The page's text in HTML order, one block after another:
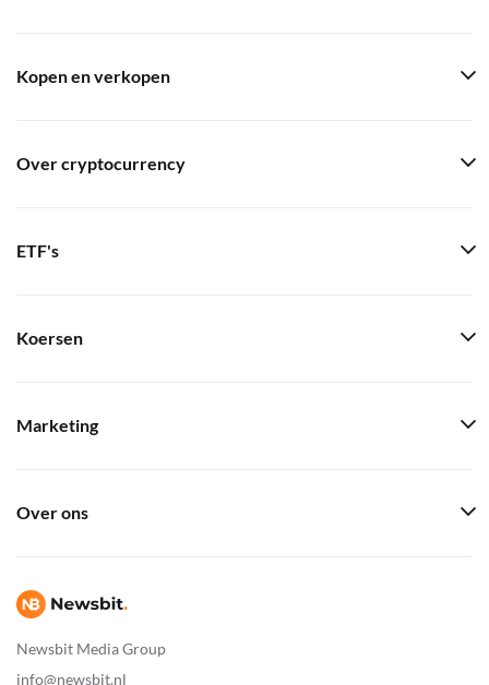
Newsbit Media Group
info@newsbit.nl
Kopen en verkopen
Over cryptocurrency
ETF's
Koersen
Marketing
Over ons